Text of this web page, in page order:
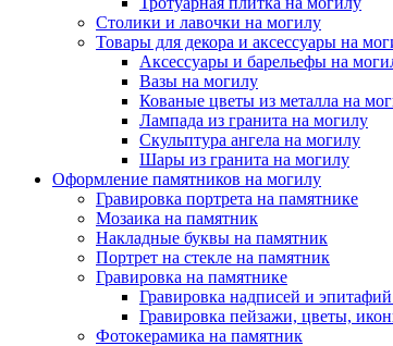
Столики и лавочки на могилу
Товары для декора и аксессуары на
Аксессуары и барельефы на
Вазы на могилу
Кованые цветы из металла на
Лампада из гранита на могилу
Скульптура ангела на могилу
Шары из гранита на могилу
Оформление памятников на могилу
Гравировка портрета на памятнике
Мозаика на памятник
Накладные буквы на памятник
Портрет на стекле на памятник
Гравировка на памятнике
Гравировка надписей и
Гравировка пейзажи, цветы,
Фотокерамика на памятник